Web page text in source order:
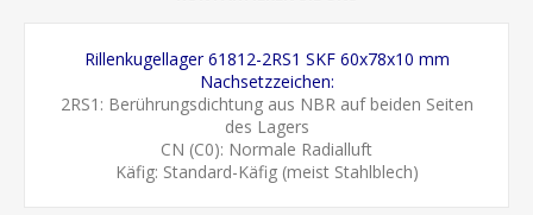
Rillenkugellager 61812-2RS1 SKF 60x78x10 mm
Nachsetzzeichen:
2RS1: Berührungsdichtung aus NBR auf beiden Seiten
des Lagers
CN (C0): Normale Radialluft
Käfig: Standard-Käfig (meist Stahlblech)